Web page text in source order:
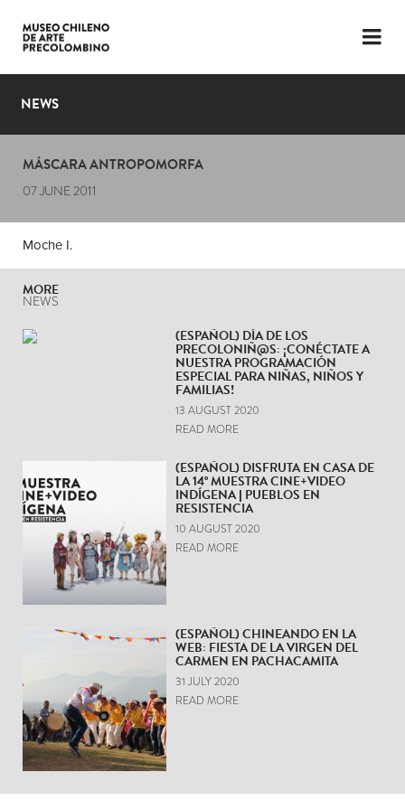
LANGUAGE
PLAN YOUR VISIT
EXHIBITIONS
THE MUSEUM
NEWS
LATEST VIDEOS
NEWS
MÁSCARA ANTROPOMORFA
07 JUNE 2011
Moche I.
MORE
NEWS
(ESPAÑOL) DÍA DE LOS
PRECOLONIÑ@S: ¡CONÉCTATE A
NUESTRA PROGRAMACIÓN
ESPECIAL PARA NIÑAS, NIÑOS Y
FAMILIAS!
13 AUGUST 2020
READ MORE
(ESPAÑOL) DISFRUTA EN CASA DE
LA 14° MUESTRA CINE+VIDEO
INDÍGENA | PUEBLOS EN
RESISTENCIA
10 AUGUST 2020
READ MORE
(ESPAÑOL) CHINEANDO EN LA
WEB: FIESTA DE LA VIRGEN DEL
CARMEN EN PACHACAMITA
31 JULY 2020
READ MORE